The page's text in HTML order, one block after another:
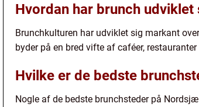
Hvordan har brunch
Brunchkulturen har udviklet sig markant
byder på en bred vifte af caféer,
Hvilke er de bedste
Nogle af de bedste brunchsteder på